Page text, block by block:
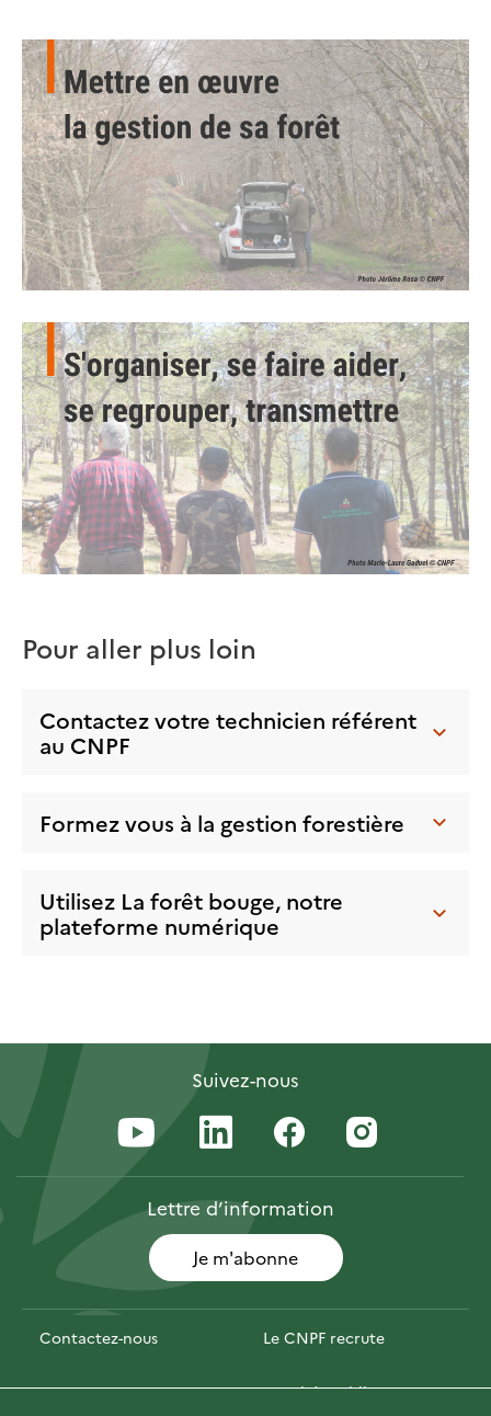
Pour aller plus loin
Contactez votre technicien référent
au CNPF
Formez vous à la gestion forestière
Utilisez La forêt bouge, notre
plateforme numérique
Suivez-nous
Lettred’information
Je m'abonne
Contactez-nous Le CNPF recrute
Espace presse Marchés publics